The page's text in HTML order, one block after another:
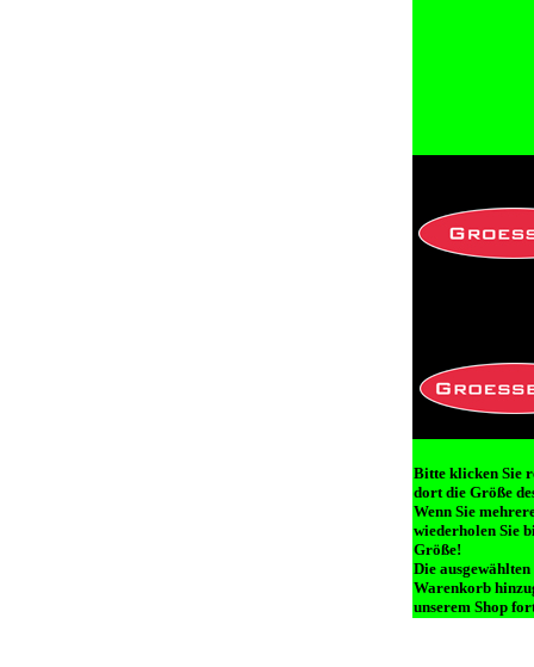
Bitte klicken Sie
dort die Größe
Wenn Sie
wiederholen Sie
Größe!
Die
Warenkorb
unserem Shop